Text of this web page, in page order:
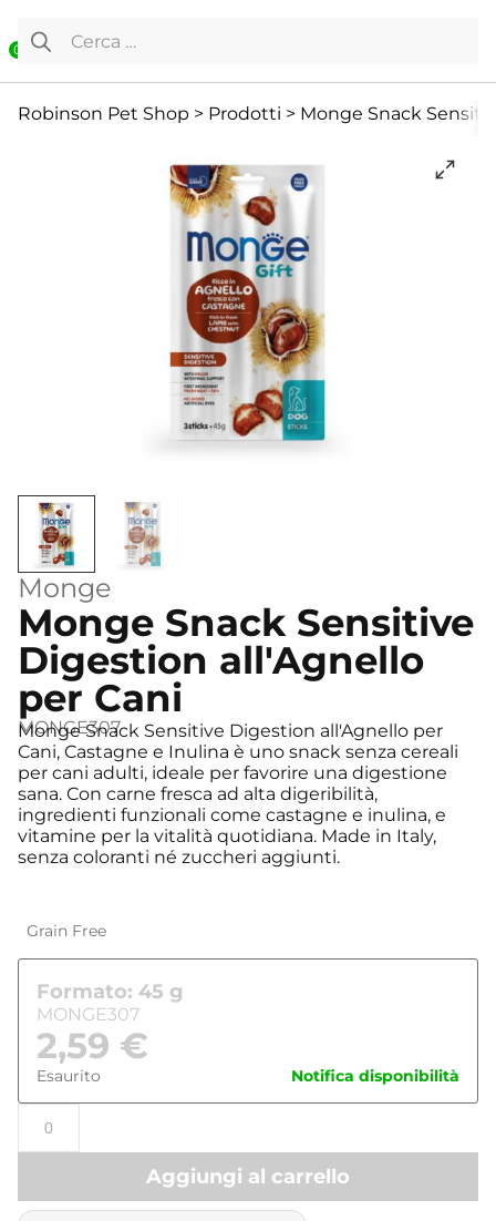
0
Ricerca per:
Robinson Pet Shop > Prodotti > Monge Snack
Monge
Monge Snack Sensitive
Digestion all'Agnello
per Cani
MONGE307
Monge Snack Sensitive Digestion all'Agnello per
Cani, Castagne e Inulina è uno snack senza cereali
per cani adulti, ideale per favorire una digestione
sana. Con carne fresca ad alta digeribilità,
ingredienti funzionali come castagne e inulina, e
vitamine per la vitalità quotidiana. Made in Italy,
senza coloranti né zuccheri aggiunti.
Grain Free
Formato: 45 g
MONGE307
2,59 €
Esaurito Notifica disponibilità
Aggiungi al carrello